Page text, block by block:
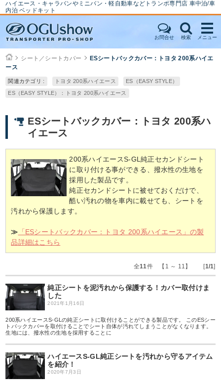
ハイエース・キャラバンやミニバン・軽自動車などトランポ専門店 車中泊/車
内泊 ベッドキット
お問合せ 検索 メニュー
シート／シートカバー
ESシートバックカバー：トヨタ 200系ハイエ
ース
関連カテゴリ : トヨタ 200系ハイエース
ES（EASY STYLE）
ES（EASY STYLE）：トヨタ 200系ハイエース
ESシートバックカバー：トヨタ 200系ハ
イエース
200系ハイエースS-GL純正セカンドシート
に取り付ける事ができる、撥水性の生地を
採用した製品です。
純正セカンドシートに被せておくだけで、
酷い汚れの物を車内に載せても、シートを
汚れから保護します。
≫ 「ESシートバックカバー：トヨタ 200系ハイエース」の製
品詳細はこちら
全11件 【1 ～ 11】 [1/1]
純正シートを泥汚れから保護する！カバー取付けま
した
2021年1月16日
200系ハイエースS-GLの純正シートに取付けることができる製品です。 このESシー
トバックカバーを取付けることでシート自体が汚れてしまうことがなくなります。
生地には、撥水性の生地を採用することに
ハイエースS-GL純正シートを汚れから守るアイテム
を紹介！
2020年7月3日